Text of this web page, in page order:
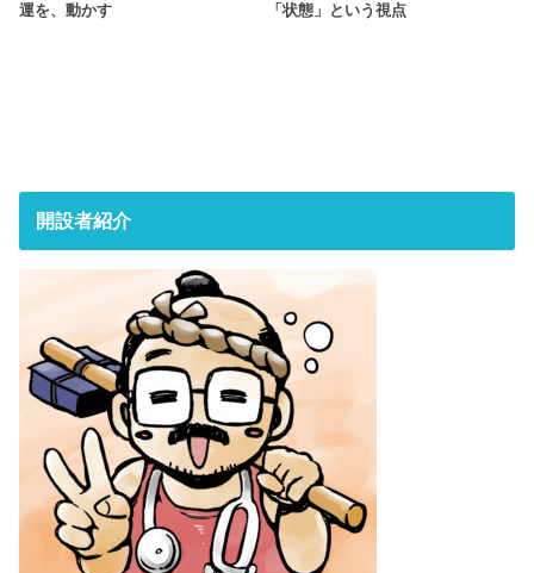
運を、動かす
「状態」という視点
開設者紹介